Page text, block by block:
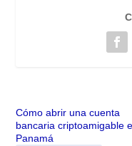
Cómo abrir una cuenta
bancaria criptoamigable
Panamá